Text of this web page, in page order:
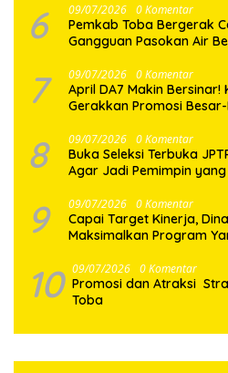
6 09/07/2026 0 Komentar
Pemkab Toba Bergerak
Gangguan Pasokan Air
7 09/07/2026 0 Komentar
April DA7 Makin Bersinar!
Gerakkan Promosi
8 09/07/2026 0 Komentar
Buka Seleksi Terbuka
Agar Jadi Pemimpin yang
9 09/07/2026 0 Komentar
Capai Target Kinerja,
Maksimalkan Program
10 09/07/2026 0 Komentar
Promosi dan Atraksi
Toba